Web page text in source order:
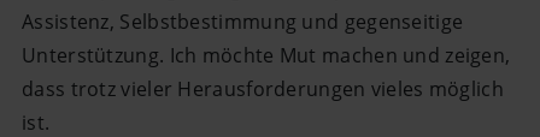
Assistenz, Selbstbestimmung und gegenseitige
Unterstützung. Ich möchte Mut machen und zeigen,
dass trotz vieler Herausforderungen vieles möglich
ist.